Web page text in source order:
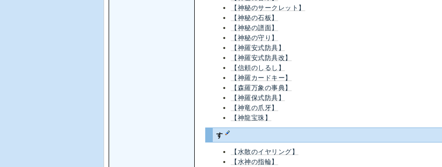
【神秘のサークレット】
【神秘の石板】
【神秘の譜面】
【神秘の守り】
【神羅安式防具】
【神羅安式防具改】
【信頼のしるし】
【神羅カードキー】
【森羅万象の事典】
【神羅保式防具】
【神竜の爪牙】
【神龍宝珠】
す
【水散のイヤリング】
【水神の指輪】